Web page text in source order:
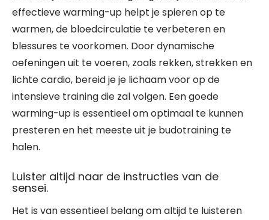
effectieve warming-up helpt je spieren op te
warmen, de bloedcirculatie te verbeteren en
blessures te voorkomen. Door dynamische
oefeningen uit te voeren, zoals rekken, strekken en
lichte cardio, bereid je je lichaam voor op de
intensieve training die zal volgen. Een goede
warming-up is essentieel om optimaal te kunnen
presteren en het meeste uit je budotraining te
halen.
Luister altijd naar de instructies van de
sensei.
Het is van essentieel belang om altijd te luisteren